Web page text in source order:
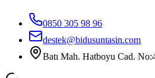
0850 305 98 96
destek@bidusuntasin.com
Batı Mah. Hatboyu Cad.